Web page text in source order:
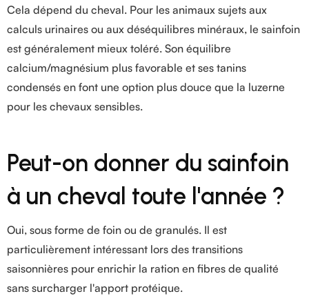
Cela dépend du cheval. Pour les animaux sujets aux
calculs urinaires ou aux déséquilibres minéraux, le sainfoin
est généralement mieux toléré. Son équilibre
calcium/magnésium plus favorable et ses tanins
condensés en font une option plus douce que la luzerne
pour les chevaux sensibles.
Peut-on donner du sainfoin
à un cheval toute l'année ?
Oui, sous forme de foin ou de granulés. Il est
particulièrement intéressant lors des transitions
saisonnières pour enrichir la ration en fibres de qualité
sans surcharger l'apport protéique.